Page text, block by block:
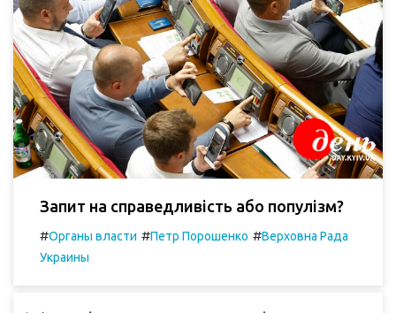
Запит на справедливість або популізм?
#Органы власти #Петр Порошенко #Верховна Рада
Украины